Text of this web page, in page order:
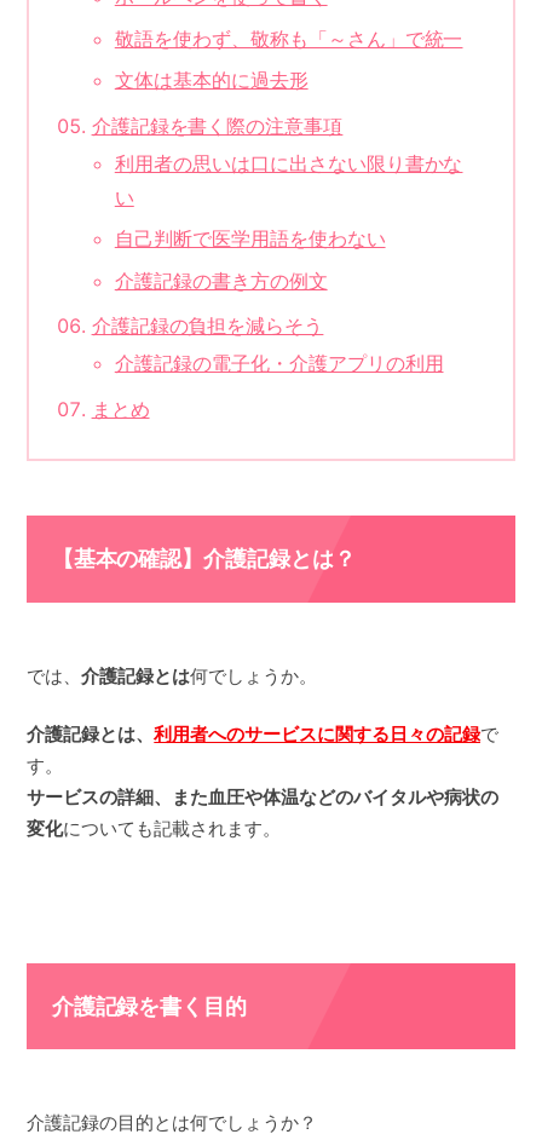
敬語を使わず、敬称も「～さん」で統一
文体は基本的に過去形
介護記録を書く際の注意事項
利用者の思いは口に出さない限り書かな
い
自己判断で医学用語を使わない
介護記録の書き方の例文
介護記録の負担を減らそう
介護記録の電子化・介護アプリの利用
まとめ
【基本の確認】介護記録とは？
では、介護記録とは何でしょうか。
介護記録とは、利用者へのサービスに関する日々の記録で
す。
サービスの詳細、また血圧や体温などのバイタルや病状の
変化についても記載されます。
介護記録を書く目的
介護記録の目的とは何でしょうか？